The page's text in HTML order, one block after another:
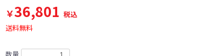
￥36,801 税込
送料無料